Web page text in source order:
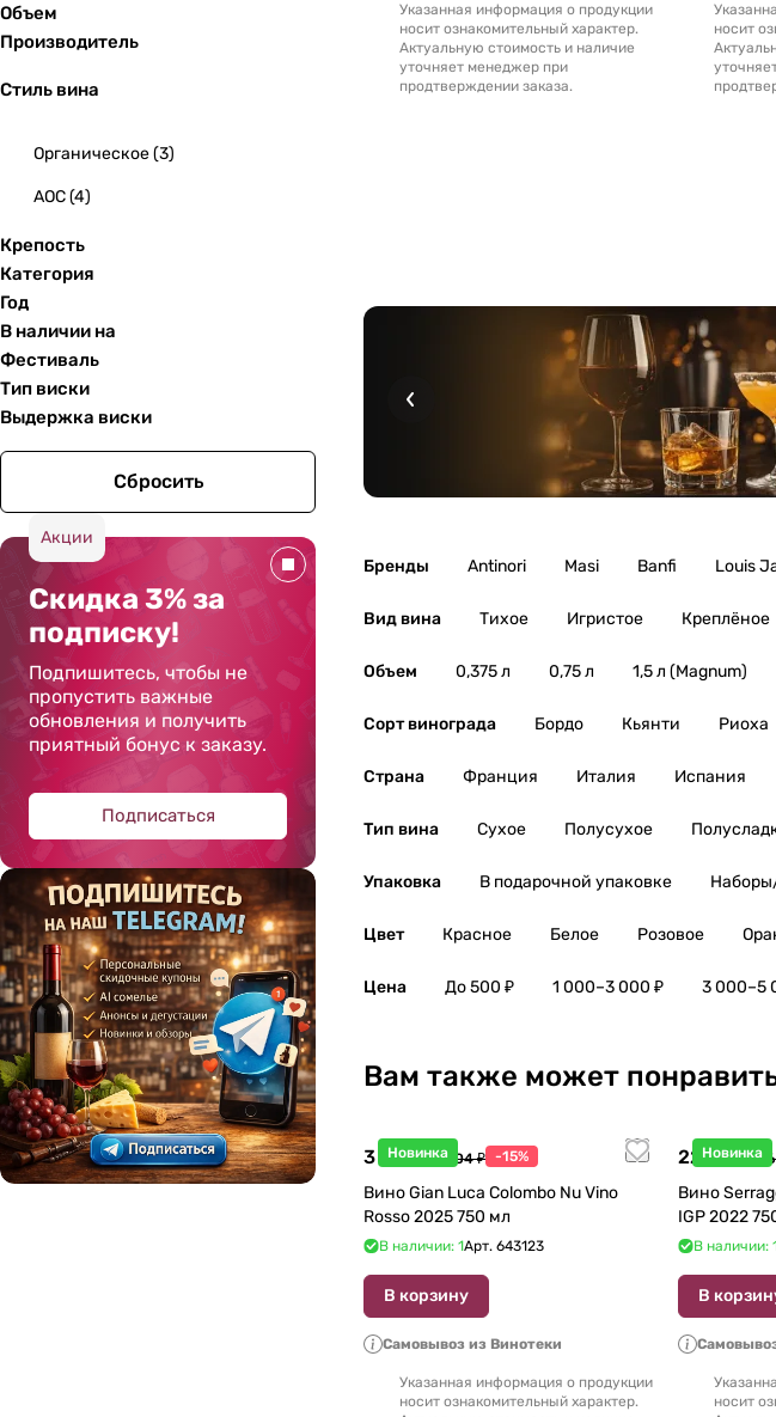
Объем
Производитель
Стиль вина
Органическое(3)
AOC(4)
Крепость
Категория
Год
В наличии на
Фестиваль
Тип виски
Выдержка виски
Сбросить
Акции
Скидка 3% за
подписку!
Подпишитесь, чтобы не
пропустить важные
обновления и получить
приятный бонус к заказу.
Подписаться
Указанная информация о продукции
носит ознакомительный характер.
Актуальную стоимость и наличие
уточняет менеджер при
продтверждении заказа.
носит
Бренды Antinori Masi Banfi Louis
Вид вина Тихое Игристое Креплёное
Объем 0,375 л 0,75 л 1,5 л (Magnum)
Сорт винограда Бордо Кьянти Риоха
Страна Франция Италия Испания
Тип вина Сухое Полусухое
Упаковка В подарочной упаковке
Цвет Красное Белое Розовое
Цена До 500 ₽ 1 000–3 000 ₽ 3 000–5
Вам также может
Новинка
3 998 ₽4 704 ₽ -15%
Вино Gian Luca Colombo Nu Vino
Rosso 2025 750 мл
В наличии: 1Арт. 643123
В корзину
Самовывоз из Винотеки
Указанная информация о продукции
носит ознакомительный характер.
Новинка
22 738 ₽
Вино
IGP 2022
В наличии:
В
носит